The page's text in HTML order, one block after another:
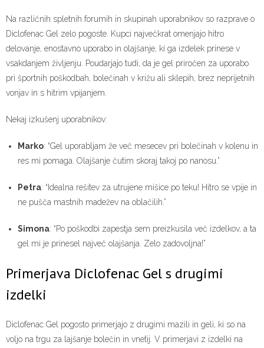
Na različnih spletnih forumih in skupinah uporabnikov so razprave o
Diclofenac Gel zelo pogoste. Kupci največkrat omenjajo hitro
delovanje, enostavno uporabo in olajšanje, ki ga izdelek prinese v
vsakdanjem življenju. Poudarjajo tudi, da je gel priročen za uporabo
pri športnih poškodbah, bolečinah v križu ali sklepih, brez neprijetnih
vonjav in s hitrim vpijanjem.
Nekaj izkušenj uporabnikov:
Marko: “Gel uporabljam že več mesecev pri bolečinah v kolenu in
res mi pomaga. Olajšanje čutim skoraj takoj po nanosu.”
Petra: “Idealna rešitev za utrujene mišice po teku! Hitro se vpije in
ne pušča mastnih madežev na oblačilih.”
Simona: “Po poškodbi zapestja sem preizkusila več izdelkov, a ta
gel mi je prinesel največ olajšanja. Zelo zadovoljna!”
Primerjava Diclofenac Gel s drugimi
izdelki
Diclofenac Gel pogosto primerjajo z drugimi mazili in geli, ki so na
voljo na trgu za lajšanje bolečin in vnetij. V primerjavi z izdelki na